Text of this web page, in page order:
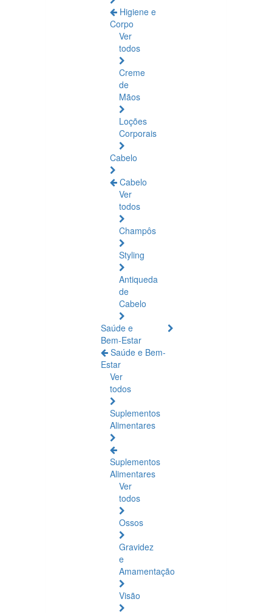
Higiene e
Corpo
Ver
todos
Creme
de
Mãos
Loções
Corporais
Cabelo
Cabelo
Ver
todos
Champôs
Styling
Antiqueda
de
Cabelo
Saúde e
Bem-Estar
Saúde e Bem-
Estar
Ver
todos
Suplementos
Alimentares
Suplementos
Alimentares
Ver
todos
Ossos
Gravidez
e
Amamentação
Visão